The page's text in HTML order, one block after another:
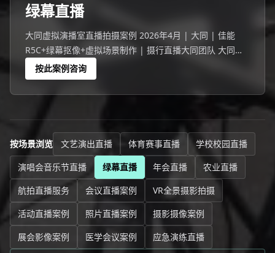
绿幕直播
大同虚拟演播室直播拍摄案例 2026年4月 | 大同 | 佳能
R5C+绿幕抠像+虚拟场景制作 | 摄行直播大同团队 大同一
家企业选择绿幕直播代替传统实景直播。
按此案例咨询
按场景浏览 文艺演出直播 体育赛事直播
学校校园直播
演唱会音乐节直播
绿幕直播 年会直播
农业直播
航拍直播服务
会议直播案例
VR全景摄影拍摄
活动直播案例
照片直播案例
摄影摄像案例
展会影像案例
医学会议案例
应急演练直播